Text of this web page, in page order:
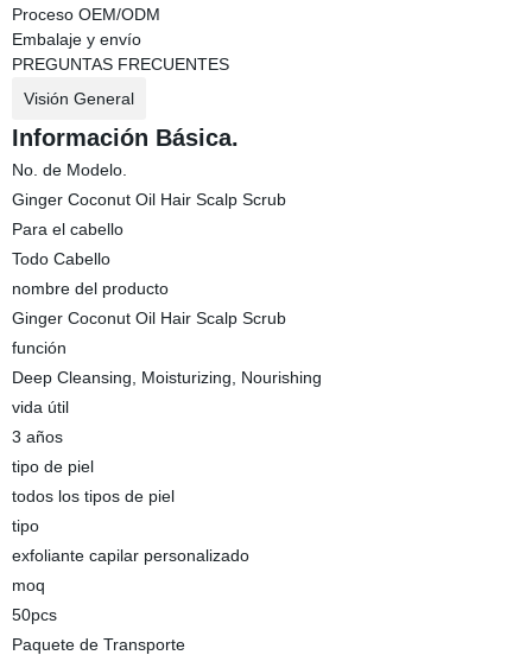
Proceso OEM/ODM
Embalaje y envío
PREGUNTAS FRECUENTES
Visión General
Información Básica.
No. de Modelo.
Ginger Coconut Oil Hair Scalp Scrub
Para el cabello
Todo Cabello
nombre del producto
Ginger Coconut Oil Hair Scalp Scrub
función
Deep Cleansing, Moisturizing, Nourishing
vida útil
3 años
tipo de piel
todos los tipos de piel
tipo
exfoliante capilar personalizado
moq
50pcs
Paquete de Transporte